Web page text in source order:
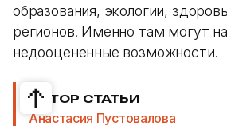
образования, экологии,
регионов. Именно там могут
недооцененные возможности.
АВТОР СТАТЬИ
Анастасия Пустовалова